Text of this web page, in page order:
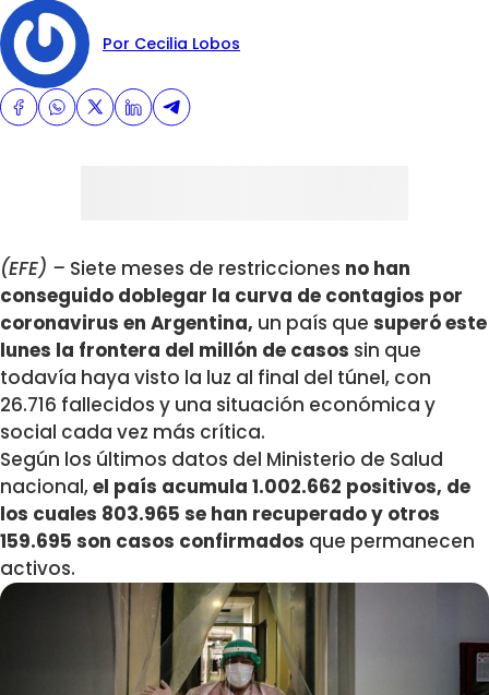
Por Cecilia Lobos
(EFE) – Siete meses de restricciones no han
conseguido doblegar la curva de contagios por
coronavirus en Argentina, un país que superó este
lunes la frontera del millón de casos sin que
todavía haya visto la luz al final del túnel, con
26.716 fallecidos y una situación económica y
social cada vez más crítica.
Según los últimos datos del Ministerio de Salud
nacional,el país acumula 1.002.662 positivos, de
los cuales 803.965 se han recuperado y otros
159.695 son casos confirmados que permanecen
activos.